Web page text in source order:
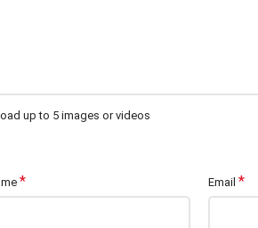
up to 5 images or videos
* Email *